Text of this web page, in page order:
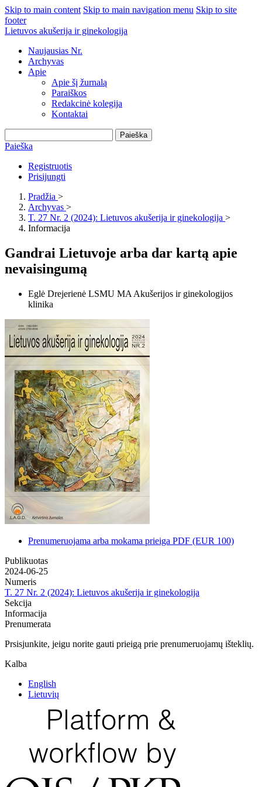
Skip to main content Skip to main navigation menu Skip to site
footer
Lietuvos akušerija ir ginekologija
Naujausias Nr.
Archyvas
Apie
Apie šį žurnalą
Paraiškos
Redakcinė kolegija
Kontaktai
Paieška
Paieška
Registruotis
Prisijungti
Pradžia >
Archyvas >
T. 27 Nr. 2 (2024): Lietuvos akušerija ir ginekologija >
Informacija
Gandrai Lietuvoje arba dar kartą apie
nevaisingumą
Eglė Drejerienė LSMU MA Akušerijos ir ginekologijos
klinika
Prenumeruojama arba mokama prieiga PDF (EUR 100)
Publikuotas
2024-06-25
Numeris
T. 27 Nr. 2 (2024): Lietuvos akušerija ir ginekologija
Sekcija
Informacija
Prenumerata
Prsisjunkite, jeigu norite gauti prieigą prie prenumeruojamų išteklių.
Kalba
English
Lietuvių